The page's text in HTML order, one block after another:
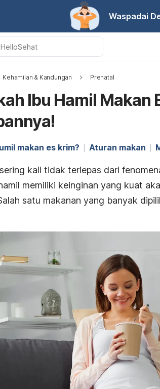
Waspadai
Kehamilan & Kandungan Prenatal
Ibu Hamil Makan
makan es krim? Aturan makan
kali tidak terlepas dari
memiliki keinginan yang kuat
satu makanan yang banyak